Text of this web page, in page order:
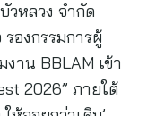
วหลวง จำกัด
องกรรมการผู้
าน BBLAM เข้า
2026” ภายใต้